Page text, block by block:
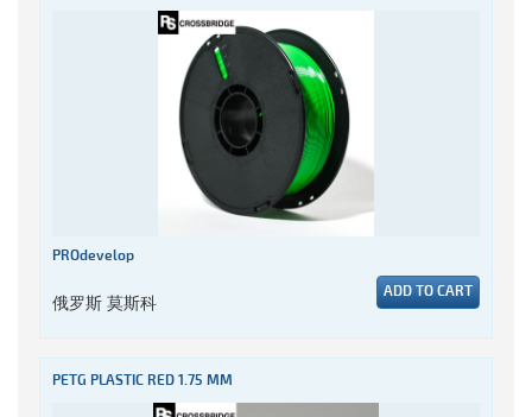
PROdevelop
俄罗斯 莫斯科 ADD TO CART
PETG PLASTIC RED 1.75 MM